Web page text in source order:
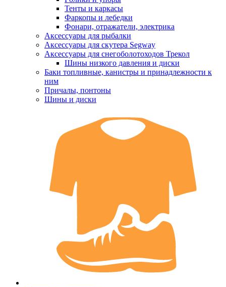
Тенты и каркасы
Фаркопы и лебедки
Фонари, отражатели, электрика
Аксессуары для рыбалки
Аксессуары для скутера Segway
Аксессуары для снегоболотоходов Трекол
Шины низкого давления и диски
Баки топливные, канистры и принадлежности к
ним
Причалы, понтоны
Шины и диски